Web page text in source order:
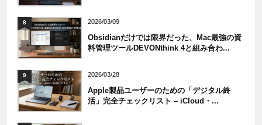
8 2026/03/09
Obsidianだけでは限界だった、Mac最強の資
料管理ツールDEVONthink 4と組み合わ...
9 2026/03/28
Apple製品ユーザーのための「デジタル終
活」完全チェックリスト – iCloud・...